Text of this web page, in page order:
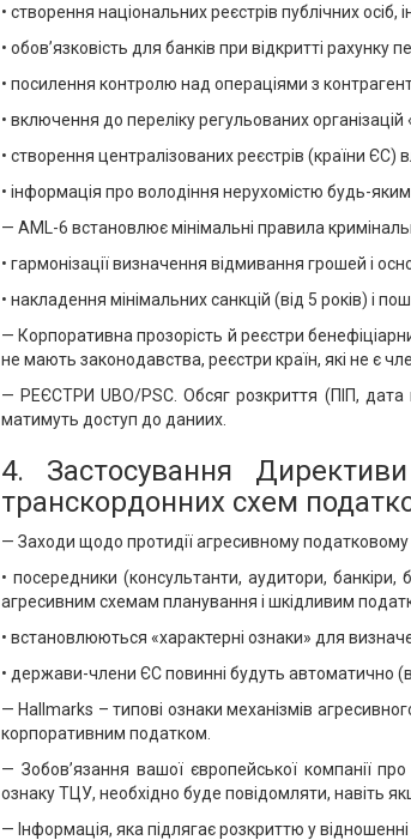
• створення національних реєстрів публічних
• обов’язковість для банків при відкритті рахунку
• посилення контролю над операціями з
• включення до переліку регульованих
• створення централізованих реєстрів (країни ЄС)
• інформація про володіння нерухомістю будь-
— AML-6 встановлює мінімальні правила
• гармонізації визначення відмивання грошей і
• накладення мінімальних санкцій (від 5 років) і
— Корпоративна прозорість й реєстри
не мають законодавства, реєстри країн, які не є
— РЕЄСТРИ UBO/PSC. Обсяг розкриття (ПІП, дата
матимуть доступ до даниих.
4. Застосування
транскордонних схем
— Заходи щодо протидії агресивному
• посередники (консультанти, аудитори,
агресивним схемам планування і шкідливим
• встановлюються «характерні ознаки» для
• держави-члени ЄС повинні будуть автоматично
— Hallmarks – типові ознаки механізмів
корпоративним податком.
— Зобов’язання вашої європейської компанії
ознаку ТЦУ, необхідно буде повідомляти, навіть
— Інформація, яка підлягає розкриттю у